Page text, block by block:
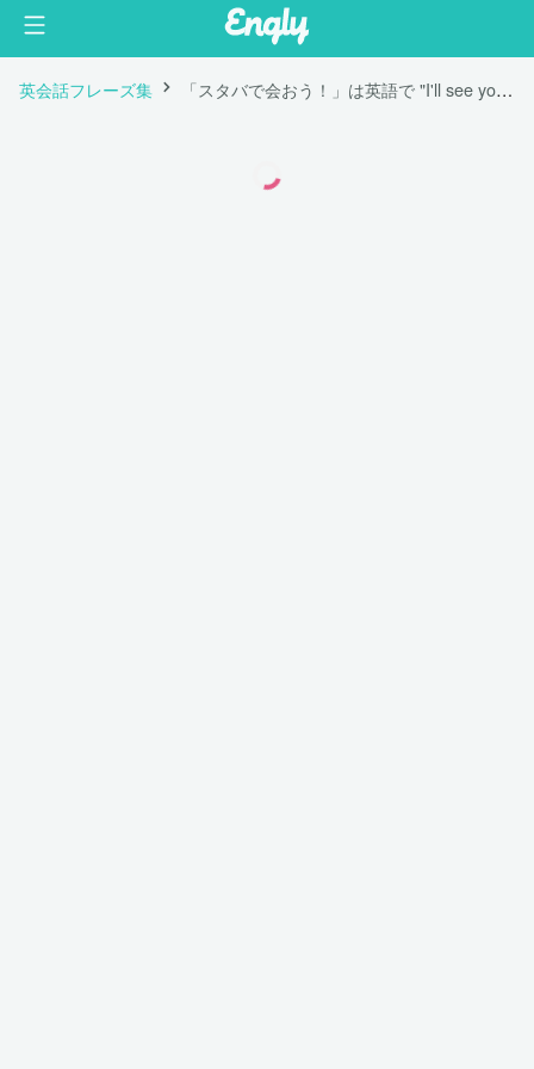
英会話フレーズ集 「スタバで会おう！」は英語で "I'll see you at Starbucks."